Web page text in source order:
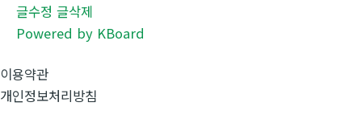
글수정 글삭제
Powered by KBoard
이용약관
개인정보처리방침